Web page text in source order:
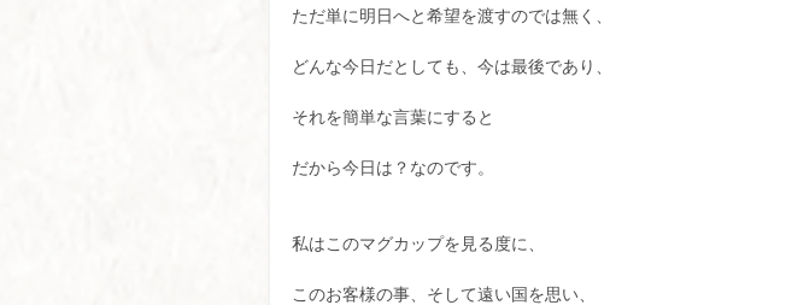
ただ単に明日へと希望を渡すのでは無く、
どんな今日だとしても、今は最後であり、
それを簡単な言葉にすると
だから今日は？なのです。
私はこのマグカップを見る度に、
このお客様の事、そして遠い国を思い、